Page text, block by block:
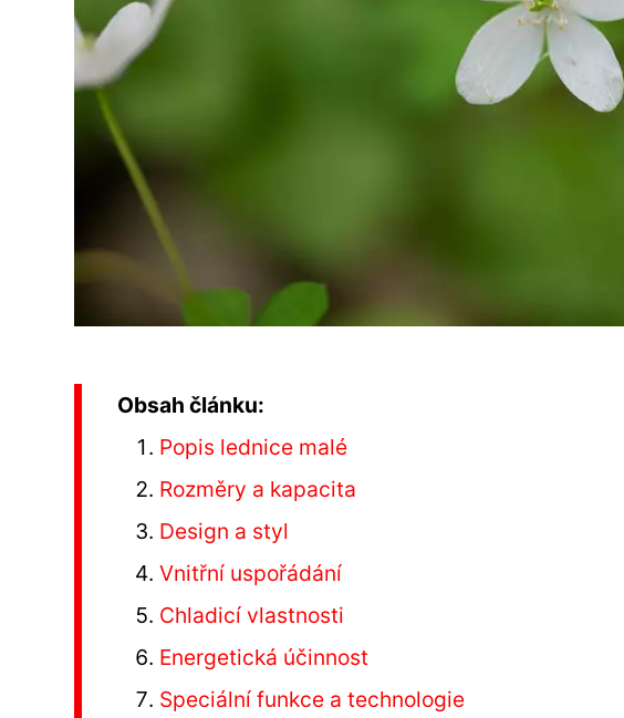
Obsah článku:
Popis lednice malé
Rozměry a kapacita
Design a styl
Vnitřní uspořádání
Chladicí vlastnosti
Energetická účinnost
Speciální funkce a technologie